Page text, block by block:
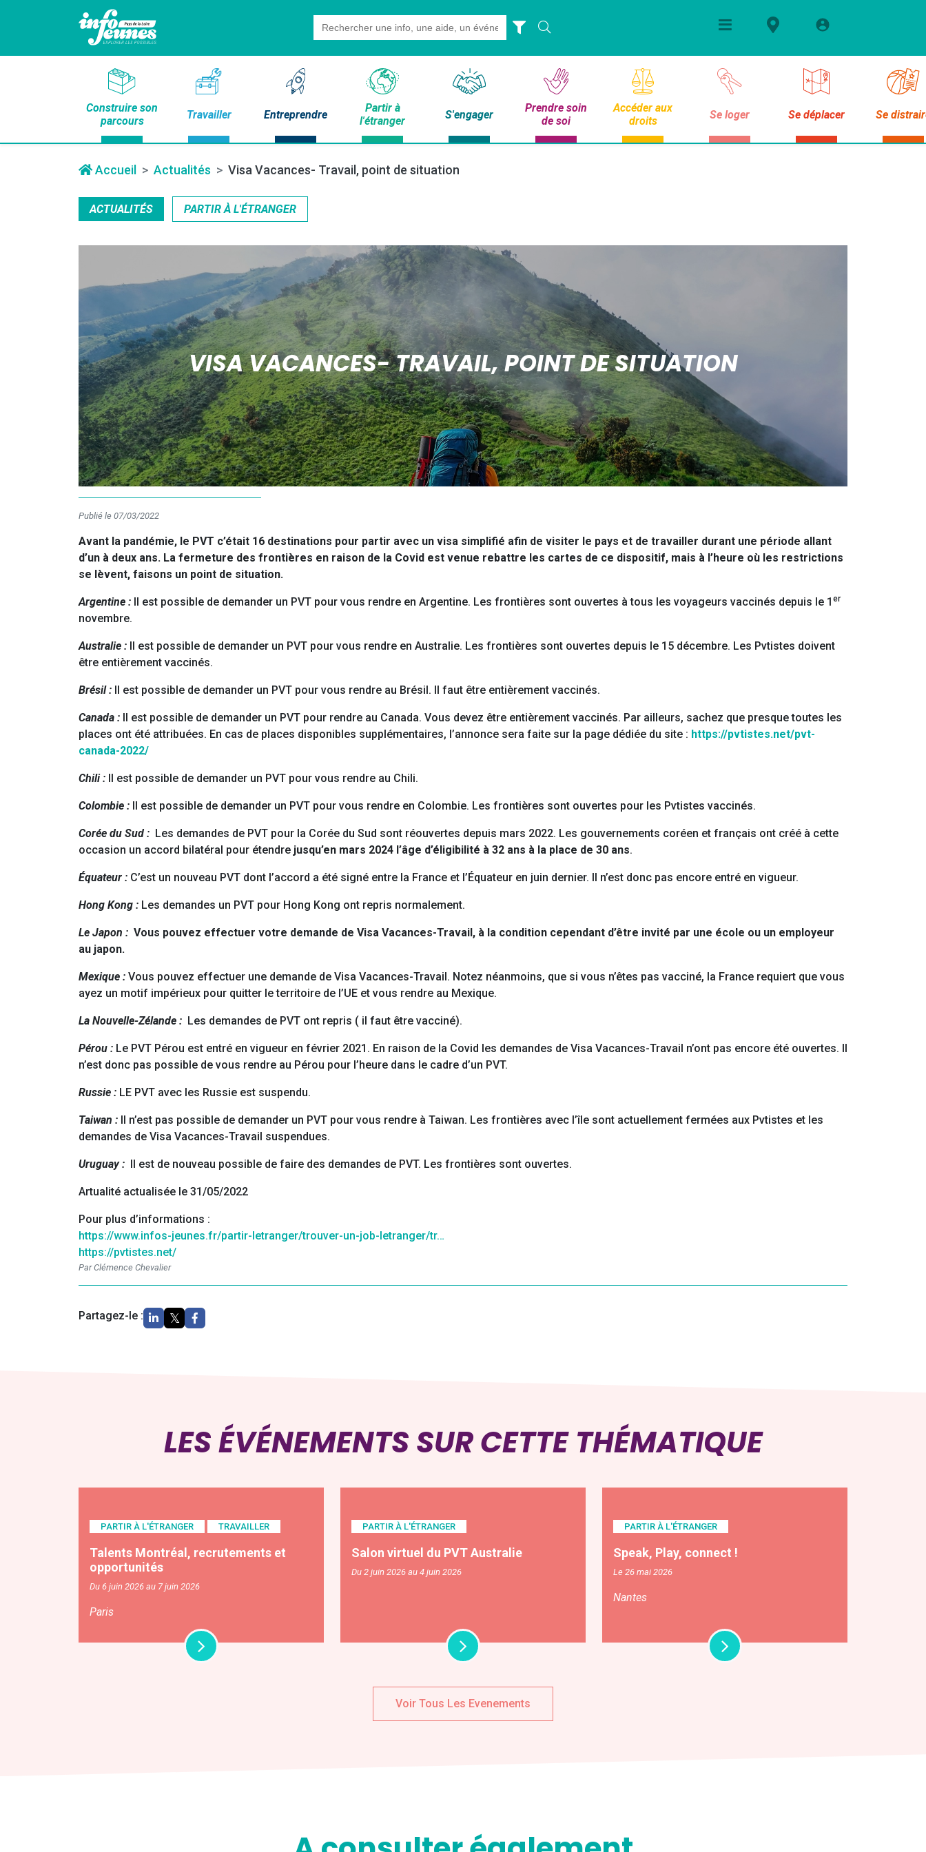
Search
for:
Construire son
parcours
Travailler Entreprendre
Partir à
l'étranger
S'engager
Prendre soin
de soi
Accéder aux
droits
Se loger Se déplacer Se
Accueil Actualités Visa Vacances- Travail, point de situation
ACTUALITÉS PARTIR À L'ÉTRANGER
VISA VACANCES- TRAVAIL, POINT DE SITUATION
Publié le 07/03/2022
Avant la pandémie, le PVT c’était 16 destinations pour partir avec un visa simplifié afin de visiter le pays et de travailler durant une période allant
d’un à deux ans. La fermeture des frontières en raison de la Covid est venue rebattre les cartes de ce dispositif, mais à l’heure où les restrictions
se lèvent, faisons un point de situation.
Argentine : Il est possible de demander un PVT pour vous rendre en Argentine. Les frontières sont ouvertes à tous les voyageurs vaccinés depuis le 1 er
novembre.
Australie : Il est possible de demander un PVT pour vous rendre en Australie. Les frontières sont ouvertes depuis le 15 décembre. Les Pvtistes doivent
être entièrement vaccinés.
Brésil : Il est possible de demander un PVT pour vous rendre au Brésil. Il faut être entièrement vaccinés.
Canada : Il est possible de demander un PVT pour rendre au Canada. Vous devez être entièrement vaccinés. Par ailleurs, sachez que presque toutes les
places ont été attribuées. En cas de places disponibles supplémentaires, l’annonce sera faite sur la page dédiée du site : https://pvtistes.net/pvt-
canada-2022/
Chili : Il est possible de demander un PVT pour vous rendre au Chili.
Colombie : Il est possible de demander un PVT pour vous rendre en Colombie. Les frontières sont ouvertes pour les Pvtistes vaccinés.
Corée du Sud : Les demandes de PVT pour la Corée du Sud sont réouvertes depuis mars 2022. Les gouvernements coréen et français ont créé à cette
occasion un accord bilatéral pour étendre jusqu’en mars 2024 l’âge d’éligibilité à 32 ans à la place de 30 ans.
Équateur : C’est un nouveau PVT dont l’accord a été signé entre la France et l’Équateur en juin dernier. Il n’est donc pas encore entré en vigueur.
Hong Kong : Les demandes un PVT pour Hong Kong ont repris normalement.
Le Japon : Vous pouvez effectuer votre demande de Visa Vacances-Travail, à la condition cependant d’être invité par une école ou un employeur
au japon.
Mexique : Vous pouvez effectuer une demande de Visa Vacances-Travail. Notez néanmoins, que si vous n’êtes pas vacciné, la France requiert que vous
ayez un motif impérieux pour quitter le territoire de l’UE et vous rendre au Mexique.
La Nouvelle-Zélande : Les demandes de PVT ont repris ( il faut être vacciné).
Pérou : Le PVT Pérou est entré en vigueur en février 2021. En raison de la Covid les demandes de Visa Vacances-Travail n’ont pas encore été ouvertes. Il
n’est donc pas possible de vous rendre au Pérou pour l’heure dans le cadre d’un PVT.
Russie : LE PVT avec les Russie est suspendu.
Taiwan :
Il n’est pas possible de demander un PVT pour vous rendre à Taiwan. Les frontières avec l’île sont actuellement fermées aux Pvtistes et les
demandes de Visa Vacances-Travail suspendues.
Uruguay : Il est de nouveau possible de faire des demandes de PVT. Les frontières sont ouvertes.
Artualité actualisée le 31/05/2022
Pour plus d’informations :
https://www.infos-jeunes.fr/partir-letranger/trouver-un-job-letranger/tr…
https://pvtistes.net/
Par Clémence Chevalier
Partagez-le :
LES ÉVÉNEMENTS SUR CETTE THÉMATIQUE
PARTIR À L'ÉTRANGER TRAVAILLER
Talents Montréal, recrutements et
opportunités
Du 6 juin 2026 au 7 juin 2026
Paris
PARTIR À L'ÉTRANGER
Salon virtuel du PVT Australie
Du 2 juin 2026 au 4 juin 2026
PARTIR À L'ÉTRANGER
Speak, Play, connect !
Le 26 mai 2026
Nantes
Voir Tous Les Evenements